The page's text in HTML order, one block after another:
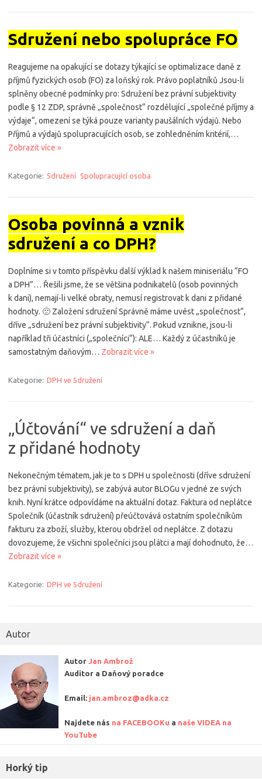
Sdružení nebo spolupráce FO
Reagujeme na opakující se dotazy týkající se optimalizace daně z
příjmů fyzických osob (FO) za loňský rok. Právo poplatníků Jsou-li
splněny obecné podmínky pro: Sdružení bez právní subjektivity
podle § 12 ZDP, správně „společnost“ rozdělující „společné příjmy a
výdaje“, omezení se týká pouze varianty paušálních výdajů. Nebo
Příjmů a výdajů spolupracujících osob, se zohledněním kritérií,…
Zobrazit více »
Kategorie: Sdružení Spolupracující osoba
Osoba povinná a vznik
sdružení a co DPH?
Doplníme si v tomto příspěvku další výklad k našem miniseriálu “FO
a DPH”… Řešili jsme, že se většina podnikatelů (osob povinných
k dani), nemají-li velké obraty, nemusí registrovat k dani z přidané
hodnoty. 🙂 Založení sdružení Správně máme uvést „společnost“,
dříve „sdružení bez právní subjektivity“. Pokud vznikne, jsou-li
například tři účastníci („společníci“): ALE… Každý z účastníků je
samostatným daňovým… Zobrazit více »
Kategorie: DPH ve Sdružení
„Účtování“ ve sdružení a daň
z přidané hodnoty
Nekonečným tématem, jak je to s DPH u společnosti (dříve sdružení
bez právní subjektivity), se zabývá autor BLOGu v jedné ze svých
knih. Nyní krátce odpovídáme na aktuální dotaz. Faktura od neplátce
Společník (účastník sdružení) přeúčtovává ostatním společníkům
fakturu za zboží, služby, kterou obdržel od neplátce. Z dotazu
dovozujeme, že všichni společníci jsou plátci a mají dohodnuto, že…
Zobrazit více »
Kategorie: DPH ve Sdružení
Autor
Autor Jan Ambrož
Auditor a Daňový poradce
Email: jan.ambroz@adka.cz
Najdete nás na FACEBOOKu a naše VIDEA na
YouTube
Horký tip